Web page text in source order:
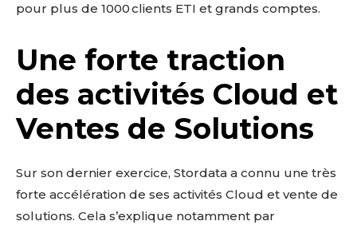
pour plus de 1000 clients ETI et grands comptes.
Une forte traction
des activités Cloud et
Ventes de Solutions
Sur son dernier exercice, Stordata a connu une très
forte accélération de ses activités Cloud et vente de
solutions. Cela s’explique notamment par